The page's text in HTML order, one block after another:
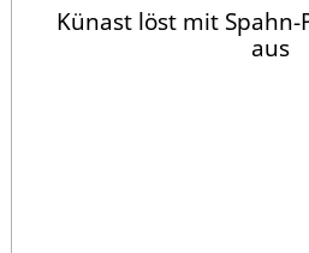
Künast löst mit Spahn-
aus